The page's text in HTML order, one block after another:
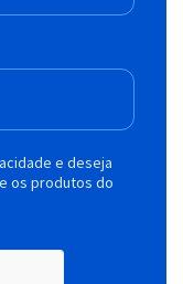
e deseja
os produtos do